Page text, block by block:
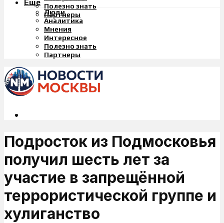
Полезно знать
Партнеры
Еще
Люди
Аналитика
Мнения
Интересное
Полезно знать
Партнеры
Подросток из Подмосковья
получил шесть лет за
участие в запрещённой
террористической группе и
хулиганство